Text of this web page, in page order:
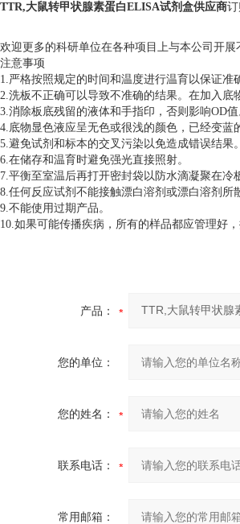
TTR,大鼠转甲状腺素蛋白ELISA试剂盒供应商订
欢迎更多的科研单位在各种项目上与本公司开
注意事项
1.严格按照规定的时间和温度进行温育以保证
2.洗板不正确可以导致不准确的结果。在加入
3.消除板底残留的液体和手指印，否则影响OD值
4.底物显色液应呈无色或很浅的颜色，已经变蓝
5.避免试剂和标本的交叉污染以免造成错误结果。
6.在储存和温育时避免强光直接照射。
7.平衡至室温后再打开密封袋以防水滴凝聚在冷
8.任何反应试剂不能接触漂白溶剂或漂白溶剂
9.不能使用过期产品。
10.如果可能传播疾病，所有的样品都应管理好
产品：
您的单位：
您的姓名：
联系电话：
常用邮箱：